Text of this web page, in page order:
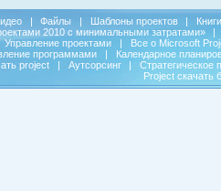
| Файлы | Шаблоны проектов |
Книги
2010 с минимальными затратами»
|
Управление проектами |
Все о Microsoft
программами |
Календарное
project | Аутсорсинг |
Стратегическое
Project скачать